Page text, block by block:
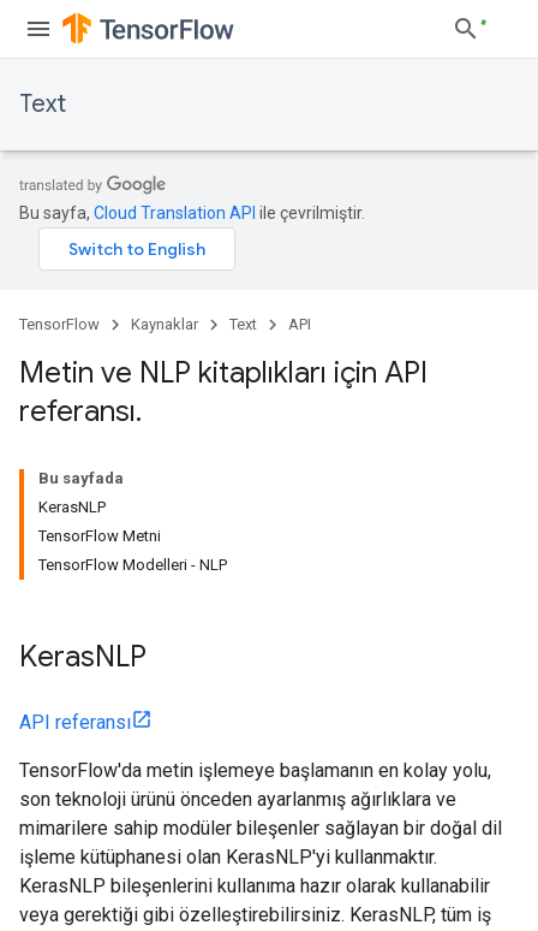
Text
Bu sayfa, Cloud Translation API ile çevrilmiştir.
TensorFlow Kaynaklar Text API
Metin ve NLP kitaplıkları için API
referansı.
Bu sayfada
KerasNLP
TensorFlow Metni
TensorFlow Modelleri - NLP
KerasNLP
API referansı
TensorFlow'da metin işlemeye başlamanın en kolay yolu,
son teknoloji ürünü önceden ayarlanmış ağırlıklara ve
mimarilere sahip modüler bileşenler sağlayan bir doğal dil
işleme kütüphanesi olan KerasNLP'yi kullanmaktır.
KerasNLP bileşenlerini kullanıma hazır olarak kullanabilir
veya gerektiği gibi özelleştirebilirsiniz. KerasNLP, tüm iş